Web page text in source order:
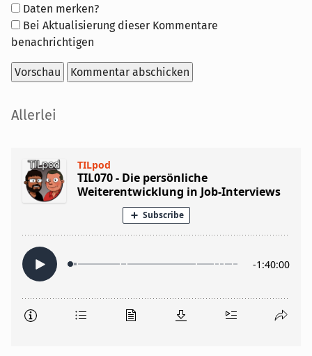
Formular-
Optionen
Daten merken?
Bei Aktualisierung dieser Kommentare
benachrichtigen
Seitenleiste
Allerlei